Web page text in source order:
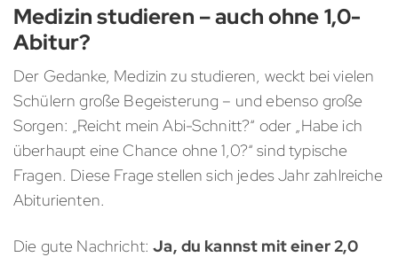
Medizin studieren – auch ohne 1,0-
Abitur?
Der Gedanke, Medizin zu studieren, weckt bei vielen
Schülern große Begeisterung – und ebenso große
Sorgen: „Reicht mein Abi-Schnitt?“ oder „Habe ich
überhaupt eine Chance ohne 1,0?“ sind typische
Fragen. Diese Frage stellen sich jedes Jahr zahlreiche
Abiturienten.
Die gute Nachricht:Ja, du kannst mit einer 2,0